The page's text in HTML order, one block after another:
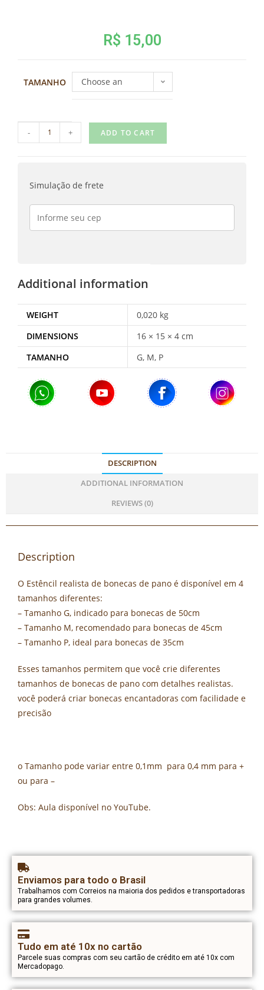
R$ 15,00
TAMANHO
Choose an
- + ADD TO CART
Simulação de frete
Additional information
WEIGHT
0,020 kg
DIMENSIONS
16 × 15 × 4 cm
TAMANHO
G, M, P
DESCRIPTION
ADDITIONAL INFORMATION
REVIEWS (0)
Description
O Estêncil realista de bonecas de pano é disponível em 4
tamanhos diferentes:
– Tamanho G, indicado para bonecas de 50cm
– Tamanho M, recomendado para bonecas de 45cm
– Tamanho P, ideal para bonecas de 35cm
Esses tamanhos permitem que você crie diferentes
tamanhos de bonecas de pano com detalhes realistas.
você poderá criar bonecas encantadoras com facilidade e
precisão
o Tamanho pode variar entre 0,1mm para 0,4 mm para +
ou para –
Obs: Aula disponível no YouTube.
Enviamos para todo o Brasil
Trabalhamos com Correios na maioria dos pedidos e transportadoras
para grandes volumes.
Tudo em até 10x no cartão
Parcele suas compras com seu cartão de crédito em até 10x com
Mercadopago.